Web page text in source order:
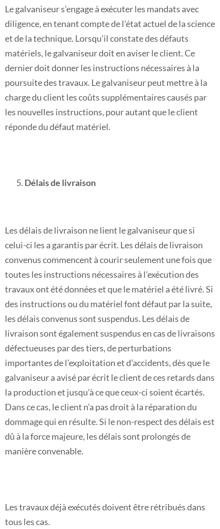
Le galvaniseur s’engage à exécuter les mandats avec
diligence, en tenant compte de l’état actuel de la science
et de la technique. Lorsqu’il constate des défauts
matériels, le galvaniseur doit en aviser le client. Ce
dernier doit donner les instructions nécessaires à la
poursuite des travaux. Le galvaniseur peut mettre à la
charge du client les coûts supplémentaires causés par
les nouvelles instructions, pour autant que le client
réponde du défaut matériel.
Délais de livraison
Les délais de livraison ne lient le galvaniseur que si
celui-ci les a garantis par écrit. Les délais de livraison
convenus commencent à courir seulement une fois que
toutes les instructions nécessaires à l’exécution des
travaux ont été données et que le matériel a été livré. Si
des instructions ou du matériel font défaut par la suite,
les délais convenus sont suspendus. Les délais de
livraison sont également suspendus en cas de livraisons
défectueuses par des tiers, de perturbations
importantes de l’exploitation et d’accidents, dès que le
galvaniseur a avisé par écrit le client de ces retards dans
la production et jusqu’à ce que ceux-ci soient écartés.
Dans ce cas, le client n’a pas droit à la réparation du
dommage qui en résulte. Si le non-respect des délais est
dû à la force majeure, les délais sont prolongés de
manière convenable.
Les travaux déjà exécutés doivent être rétribués dans
tous les cas.